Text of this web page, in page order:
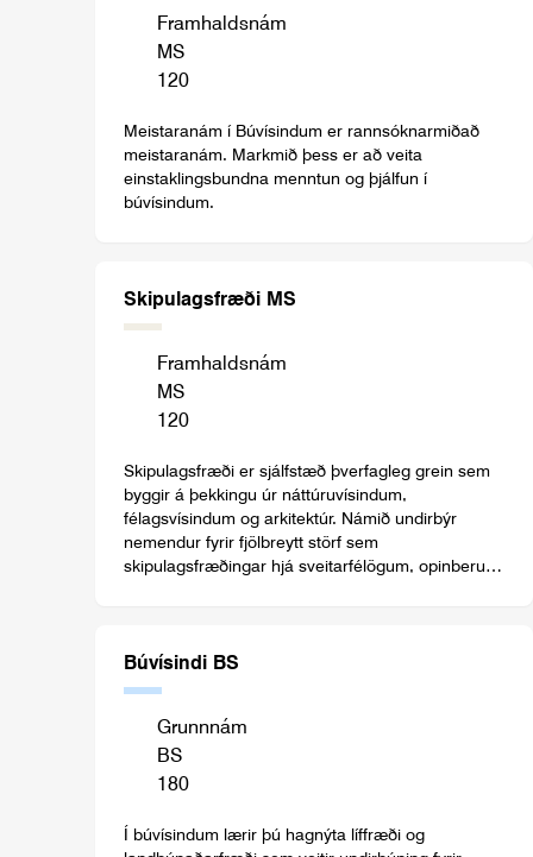
Framhaldsnám
MS
120
Meistaranám í Búvísindum er rannsóknarmiðað
meistaranám. Markmið þess er að veita
einstaklingsbundna menntun og þjálfun í
búvísindum.
Skipulagsfræði MS
Framhaldsnám
MS
120
Skipulagsfræði er sjálfstæð þverfagleg grein sem
byggir á þekkingu úr náttúruvísindum,
félagsvísindum og arkitektúr. Námið undirbýr
nemendur fyrir fjölbreytt störf sem
skipulagsfræðingar hjá sveitarfélögum, opinberum
Skipulag samþættir landnotkun, samgöngur,
innviði, húsnæðismál, sjálfbærni, jöfnuð og
samfélög.
Búvísindi BS
Grunnnám
BS
180
Í búvísindum lærir þú hagnýta líffræði og